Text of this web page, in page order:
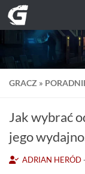
Przeskocz do
GRACZ »
Jak wybrać
jego
ADRIAN HERÓD ·